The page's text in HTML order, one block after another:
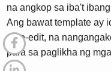
na angkop sa iba't
Ang bawat template ay
mae-edit, na
para sa paglikha ng